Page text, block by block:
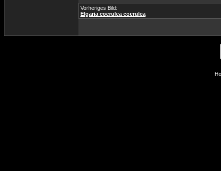
Vorheriges Bild:
Elgaria coerulea coerulea